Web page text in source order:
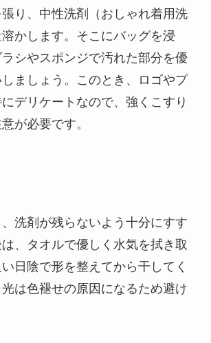
り、中性洗剤（おしゃれ着用洗
かします。そこにバッグを浸
シやスポンジで汚れた部分を優
ましょう。このとき、ロゴやプ
デリケートなので、強くこすり
が必要です。
洗剤が残らないよう十分にすす
、タオルで優しく水気を拭き取
日陰で形を整えてから干してく
は色褪せの原因になるため避け